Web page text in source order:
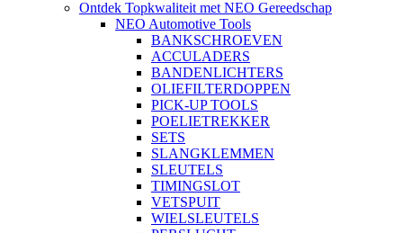
Ontdek Topkwaliteit met NEO Gereedschap
NEO Automotive Tools
BANKSCHROEVEN
ACCULADERS
BANDENLICHTERS
OLIEFILTERDOPPEN
PICK-UP TOOLS
POELIETREKKER
SETS
SLANGKLEMMEN
SLEUTELS
TIMINGSLOT
VETSPUIT
WIELSLEUTELS